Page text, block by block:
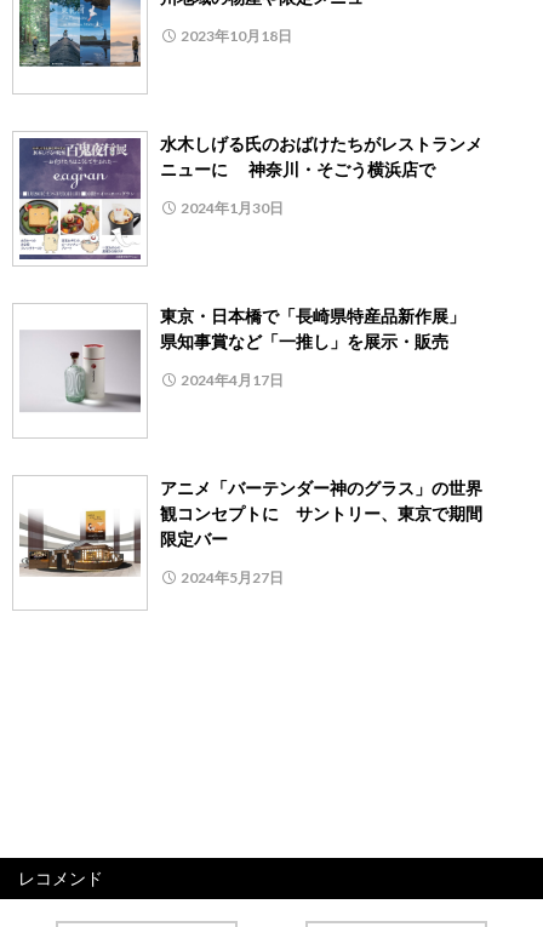
2023年10月18日
水木しげる氏のおばけたちがレストランメ
ニューに 神奈川・そごう横浜店で
2024年1月30日
東京・日本橋で「長崎県特産品新作展」
県知事賞など「一推し」を展示・販売
2024年4月17日
アニメ「バーテンダー神のグラス」の世界
観コンセプトに サントリー、東京で期間
限定バー
2024年5月27日
レコメンド